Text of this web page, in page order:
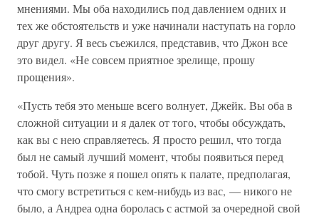
мнениями. Мы оба находились под давлением одних и
тех же обстоятельств и уже начинали наступать на горло
друг другу. Я весь съежился, представив, что Джон все
это видел. «Не совсем приятное зрелище, прошу
прощения».
«Пусть тебя это меньше всего волнует, Джейк. Вы оба в
сложной ситуации и я далек от того, чтобы обсуждать,
как вы с нею справляетесь. Я просто решил, что тогда
был не самый лучший момент, чтобы появиться перед
тобой. Чуть позже я пошел опять к палате, предполагая,
что смогу встретиться с кем-нибудь из вас, — никого не
было, а Андреа одна боролась с астмой за очередной свой